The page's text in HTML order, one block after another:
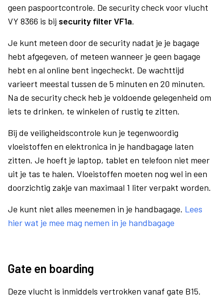
geen paspoortcontrole. De security check voor vlucht
VY 8366 is bij security filter VF1a.
Je kunt meteen door de security nadat je je bagage
hebt afgegeven, of meteen wanneer je geen bagage
hebt en al online bent ingecheckt. De wachttijd
varieert meestal tussen de 5 minuten en 20 minuten.
Na de security check heb je voldoende gelegenheid om
iets te drinken, te winkelen of rustig te zitten.
Bij de veiligheidscontrole kun je tegenwoordig
vloeistoffen en elektronica in je handbagage laten
zitten. Je hoeft je laptop, tablet en telefoon niet meer
uit je tas te halen. Vloeistoffen moeten nog wel in een
doorzichtig zakje van maximaal 1 liter verpakt worden.
Je kunt niet alles meenemen in je handbagage. Lees
hier wat je mee mag nemen in je handbagage
Gate en boarding
Deze vlucht is inmiddels vertrokken vanaf gate B15.